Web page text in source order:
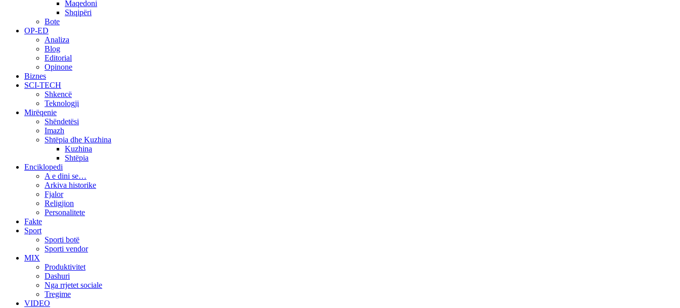
Maqedoni
Shqipëri
Bote
OP-ED
Analiza
Blog
Editorial
Opinone
Biznes
SCI-TECH
Shkencë
Teknologji
Mirëqenie
Shëndetësi
Imazh
Shtëpia dhe Kuzhina
Kuzhina
Shtëpia
Enciklopedi
A e dini se…
Arkiva historike
Fjalor
Religjion
Personalitete
Fakte
Sport
Sporti botë
Sporti vendor
MIX
Produktivitet
Dashuri
Nga rrjetet sociale
Tregime
VIDEO